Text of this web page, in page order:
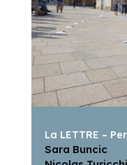
La LETTRE –
Sara Buncic